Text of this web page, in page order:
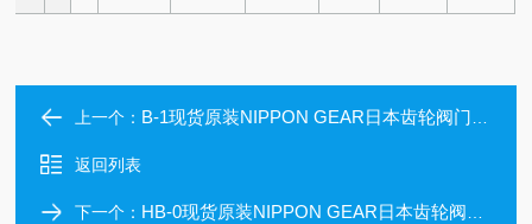
上一个： B-1现货原装NIPPON GEAR日本齿轮阀门执行器
返回列表
下一个： HB-0现货原装NIPPON GEAR日本齿轮阀门执行器